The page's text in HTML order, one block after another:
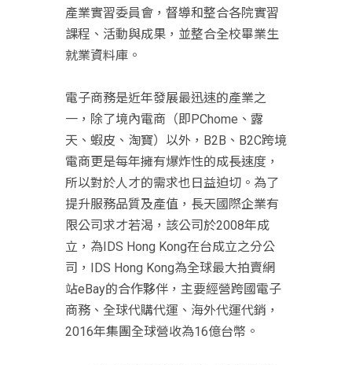
產業實習委員會，督導和整合各院實習
課程、活動與成果，並整合全校畢業生
就業資料庫。
電子商務是近年發展最迅速的產業之
一，除了境內電商（即PChome、露
天、蝦皮、淘寶）以外，B2B、B2C跨境
電商更是每年擁有爆炸性的成長速度，
所以對於人才的需求也日益迫切。為了
提升服務品質及產值，長天國際企業有
限公司求才若渴，該公司於2008年成
立，為IDS Hong Kong在台成立之分公
司，IDS Hong Kong為全球最大拍賣網
站eBay的合作夥伴，主要經營跨國電子
商務、全球代購代運、海外代運代銷，
2016年集團全球營收為16億台幣。